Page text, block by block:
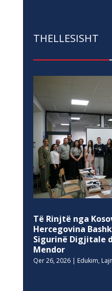
THELLESISHT
Të Rinjtë nga
Hercegovina
Sigurinë Digjitale
Mendor
Qer 26, 2026| Edukim,